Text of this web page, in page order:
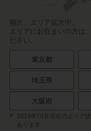
順次、エリア拡大中。
エリアにお住まいの方は
ださい。
東京都
埼玉県
大阪府
2023年10月現在のエリア
あります